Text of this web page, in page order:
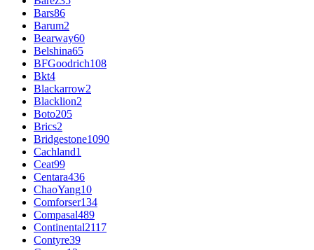
Bars86
Barum2
Bearway60
Belshina65
BFGoodrich108
Bkt4
Blackarrow2
Blacklion2
Boto205
Brics2
Bridgestone1090
Cachland1
Ceat99
Centara436
ChaoYang10
Comforser134
Compasal489
Continental2117
Contyre39